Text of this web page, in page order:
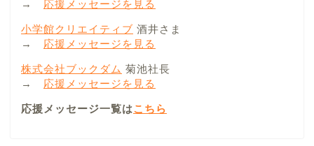
→ 応援メッセージを見る
小学館クリエイティブ 酒井さま
→ 応援メッセージを見る
株式会社ブックダム 菊池社長
→ 応援メッセージを見る
応援メッセージ一覧はこちら